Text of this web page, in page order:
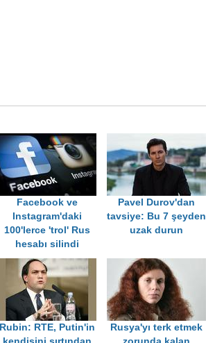
Facebook ve
Instagram'daki
100'lerce 'trol' Rus
hesabı silindi
Pavel Durov'dan
tavsiye: Bu 7 şeyden
uzak durun
Rubin: RTE, Putin'in
Rusya'yı terk etmek